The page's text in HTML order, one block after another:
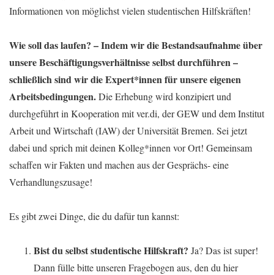
Informationen von möglichst vielen studentischen Hilfskräften!
Wie soll das laufen? – Indem wir die Bestandsaufnahme über
unsere Beschäftigungsverhältnisse selbst durchführen –
schließlich sind wir die Expert*innen für unsere eigenen
Arbeitsbedingungen.Die Erhebung wird konzipiert und
durchgeführt in Kooperation mit ver.di, der GEW und dem Institut
Arbeit und Wirtschaft (IAW) der Universität Bremen. Sei jetzt
dabei und sprich mit deinen Kolleg*innen vor Ort! Gemeinsam
schaffen wir Fakten und machen aus der Gesprächs- eine
Verhandlungszusage!
Es gibt zwei Dinge, die du dafür tun kannst:
Bist du selbst studentische Hilfskraft? Ja? Das ist super!
Dann fülle bitte unseren Fragebogen aus, den du hier